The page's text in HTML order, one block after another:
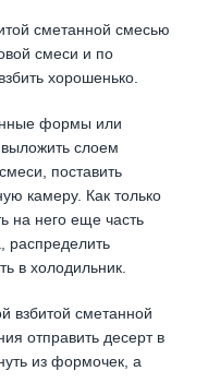
сметанной смесью
смеси и по
хорошенько.
формы или
слоем
поставить
камеру. Как только
на него еще часть
распределить
в холодильник.
взбитой сметанной
отправить десерт в
из формочек, а